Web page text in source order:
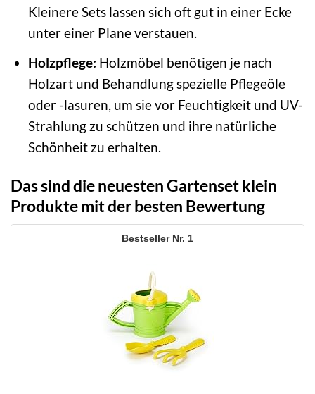
Kleinere Sets lassen sich oft gut in einer Ecke
unter einer Plane verstauen.
Holzpflege: Holzmöbel benötigen je nach
Holzart und Behandlung spezielle Pflegeöle
oder -lasuren, um sie vor Feuchtigkeit und UV-
Strahlung zu schützen und ihre natürliche
Schönheit zu erhalten.
Das sind die neuesten Gartenset klein
Produkte mit der besten Bewertung
1